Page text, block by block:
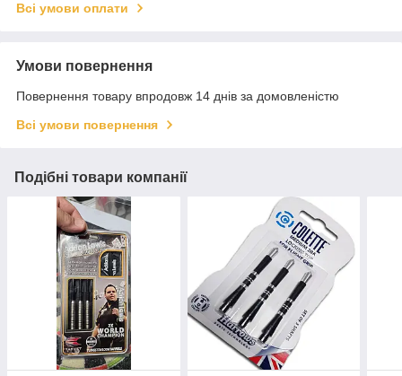
Всі умови оплати
Умови повернення
Повернення товару впродовж 14 днів за домовленістю
Всі умови повернення
Подібні товари компанії